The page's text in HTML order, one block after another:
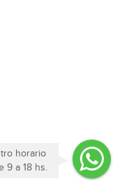
horario
9 a 18 hs.